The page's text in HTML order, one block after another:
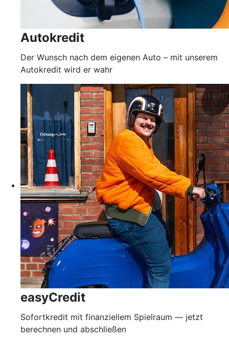
Autokredit
Der Wunsch nach dem eigenen Auto – mit unserem
Autokredit wird er wahr
easyCredit
Sofortkredit mit finanziellem Spielraum — jetzt
berechnen und abschließen